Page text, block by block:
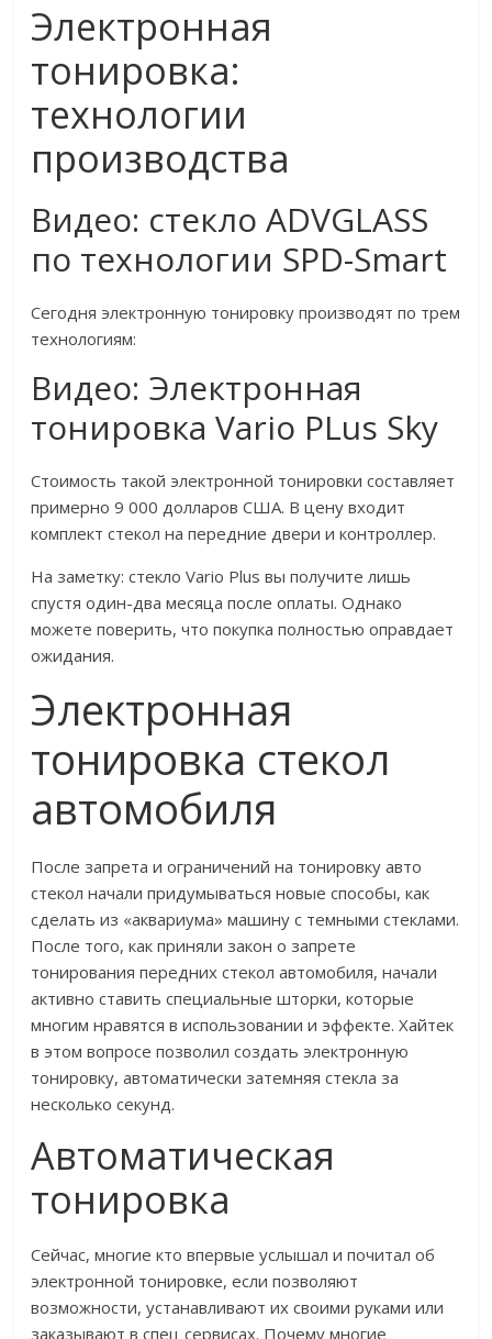
Электронная
тонировка:
технологии
производства
Видео: стекло ADVGLASS
по технологии SPD-Smart
Сегодня электронную тонировку производят по трем
технологиям:
Видео: Электронная
тонировка Vario PLus Sky
Стоимость такой электронной тонировки составляет
примерно 9 000 долларов США. В цену входит
комплект стекол на передние двери и контроллер.
На заметку: стекло Vario Plus вы получите лишь
спустя один-два месяца после оплаты. Однако
можете поверить, что покупка полностью оправдает
ожидания.
Электронная
тонировка стекол
автомобиля
После запрета и ограничений на тонировку авто
стекол начали придумываться новые способы, как
сделать из «аквариума» машину с темными стеклами.
После того, как приняли закон о запрете
тонирования передних стекол автомобиля, начали
активно ставить специальные шторки, которые
многим нравятся в использовании и эффекте. Хайтек
в этом вопросе позволил создать электронную
тонировку, автоматически затемняя стекла за
несколько секунд.
Автоматическая
тонировка
Сейчас, многие кто впервые услышал и почитал об
электронной тонировке, если позволяют
возможности, устанавливают их своими руками или
заказывают в спец сервисах. Почему многие